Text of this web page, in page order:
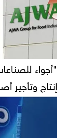
"أجواء
إنتاج وتأجير